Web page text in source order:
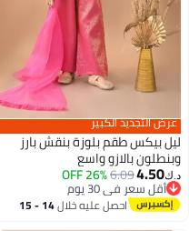
عرض التجديد الكبير
ليل بيكس طقم بلوزة بنقش بارز
وبنطلون بالازو واسع
د.ك‏4.50
6.09
26% OFF
أقل سعر في 30 يوم
أقل سعر في 30 يوماحصل عليه خلال 14 - 15
اغسطس